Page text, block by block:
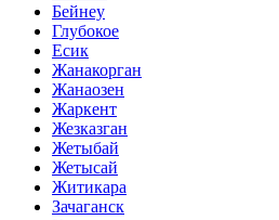
Бейнеу
Глубокое
Есик
Жанакорган
Жанаозен
Жаркент
Жезказган
Жетыбай
Жетысай
Житикара
Зачаганск